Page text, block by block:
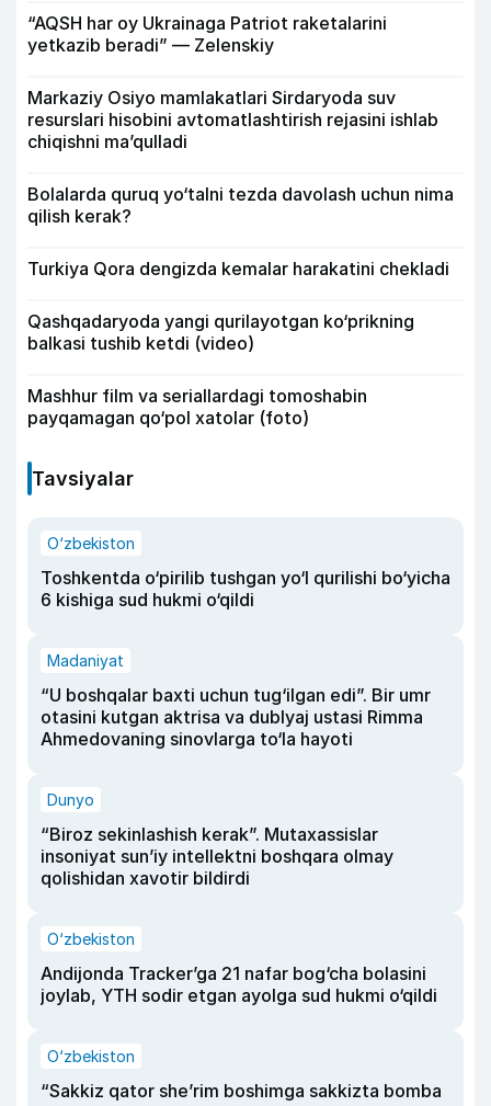
“AQSH har oy Ukrainaga Patriot raketalarini
yetkazib beradi” — Zelenskiy
Markaziy Osiyo mamlakatlari Sirdaryoda suv
resurslari hisobini avtomatlashtirish rejasini ishlab
chiqishni ma’qulladi
Bolalarda quruq yo‘talni tezda davolash uchun nima
qilish kerak?
Turkiya Qora dengizda kemalar harakatini chekladi
Qashqadaryoda yangi qurilayotgan ko‘prikning
balkasi tushib ketdi (video)
Mashhur film va seriallardagi tomoshabin
payqamagan qo‘pol xatolar (foto)
Tavsiyalar
O‘zbekiston
Toshkentda o‘pirilib tushgan yo‘l qurilishi bo‘yicha
6 kishiga sud hukmi o‘qildi
Madaniyat
“U boshqalar baxti uchun tug‘ilgan edi”. Bir umr
otasini kutgan aktrisa va dublyaj ustasi Rimma
Ahmedovaning sinovlarga to‘la hayoti
Dunyo
“Biroz sekinlashish kerak”. Mutaxassislar
insoniyat sun’iy intellektni boshqara olmay
qolishidan xavotir bildirdi
O‘zbekiston
Andijonda Tracker’ga 21 nafar bog‘cha bolasini
joylab, YTH sodir etgan ayolga sud hukmi o‘qildi
O‘zbekiston
“Sakkiz qator she’rim boshimga sakkizta bomba